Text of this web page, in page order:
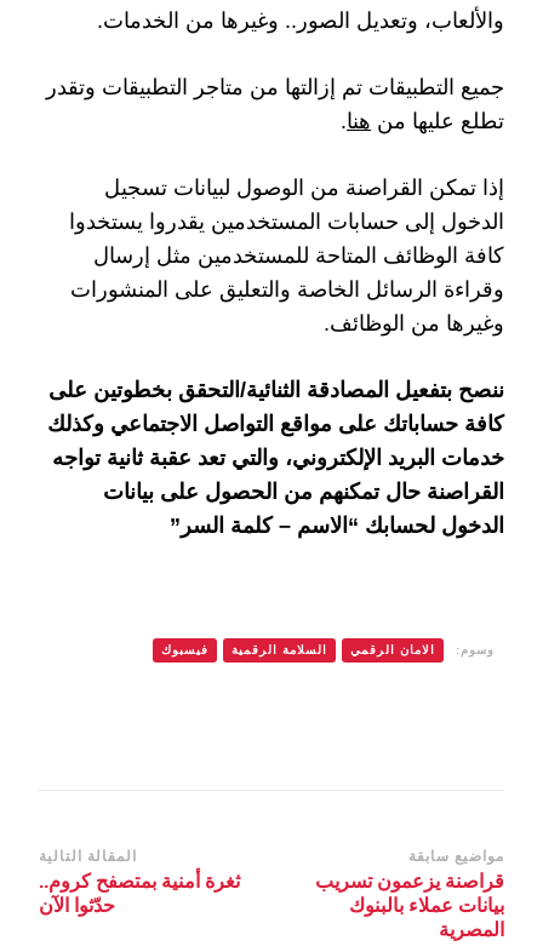
والألعاب، وتعديل الصور.. وغيرها من الخدمات.
جميع التطبيقات تم إزالتها من متاجر التطبيقات وتقدر
تطلع عليها من هنا.
إذا تمكن القراصنة من الوصول لبيانات تسجيل
الدخول إلى حسابات المستخدمين يقدروا يستخدوا
كافة الوظائف المتاحة للمستخدمين مثل إرسال
وقراءة الرسائل الخاصة والتعليق على المنشورات
وغيرها من الوظائف.
ننصح بتفعيل المصادقة الثنائية/التحقق بخطوتين على
كافة حساباتك على مواقع التواصل الاجتماعي وكذلك
خدمات البريد الإلكتروني، والتي تعد عقبة ثانية تواجه
القراصنة حال تمكنهم من الحصول على بيانات
الدخول لحسابك “الاسم – كلمة السر”
وسوم: الامان الرقمي السلامة الرقمية فيسبوك
التنقل
بين
التدوينات
مواضيع سابقة
قراصنة يزعمون تسريب
بيانات عملاء بالبنوك
المصرية
المقالة التالية
ثغرة أمنية بمتصفح كروم..
حدّثوا الآن